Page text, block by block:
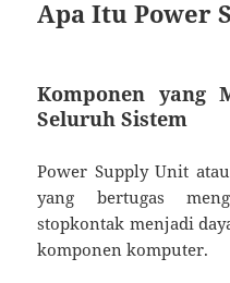
Apa Itu Power
Komponen yang
Seluruh Sistem
Power Supply Unit
yang bertugas
stopkontak menjadi
komponen komputer.